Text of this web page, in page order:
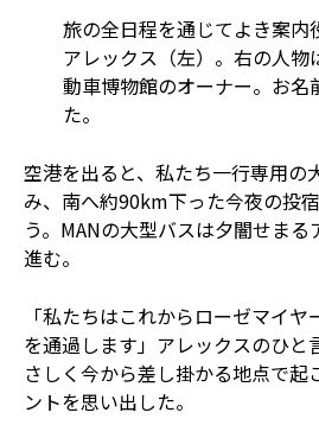
旅の全日程を通じてよき案内
アレックス（左）。右の人物
動車博物館のオーナー。お名
た。
空港を出ると、私たち一行専用の
み、南へ約90km下った今夜の投
う。MANの大型バスは夕闇せま
進む。
「私たちはこれからローゼマイ
を通過します」アレックスのひと
さしく今から差し掛かる地点で起
ントを思い出した。